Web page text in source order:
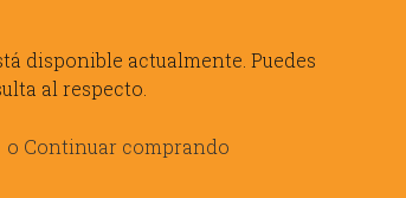
disponible actualmente. Puedes
al respecto.
o Continuar comprando